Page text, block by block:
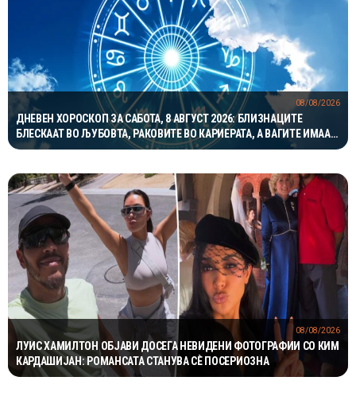
ДНЕВЕН ХОРОСКОП ЗА САБОТА, 8 АВГУСТ 2026: БЛИЗНАЦИТЕ
БЛЕСКААТ ВО ЉУБОВТА, РАКОВИТЕ ВО КАРИЕРАТА, А ВАГИТЕ ИМААТ
ОДЛИЧЕН ДЕН ЗА ХАРМОНИЈА
08/08/2026
ЛУИС ХАМИЛТОН ОБЈАВИ ДОСЕГА НЕВИДЕНИ ФОТОГРАФИИ СО КИМ
КАРДАШИЈАН: РОМАНСАТА СТАНУВА СÈ ПОСЕРИОЗНА
08/08/2026